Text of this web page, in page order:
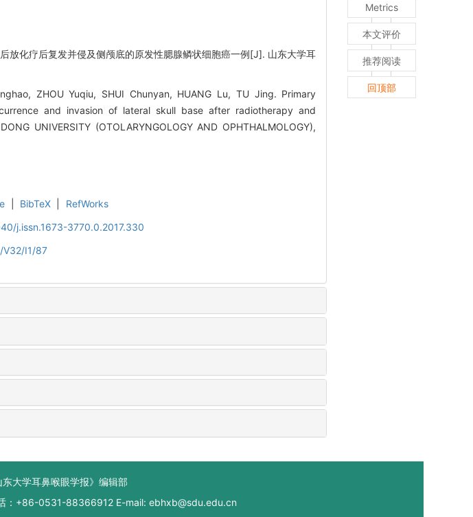
放化疗后复发并侵及侧颅底的原发性腮腺鳞状细胞癌一例[J]. 山东大学耳
ZHOU Yuqiu, SHUI Chunyan, HUANG Lu, TU Jing. Primary
and invasion of lateral skull base after radiotherapy and
UNIVERSITY (OTOLARYNGOLOGY AND OPHTHALMOLOGY),
BibTeX
RefWorks
j.issn.1673-3770.0.2017.330
V32/I1/87
Metrics
本文评价
推荐阅读
回顶部
大学耳鼻喉眼学报》编辑部
：+86-0531-88366912 E-mail: ebhxb@sdu.edu.cn